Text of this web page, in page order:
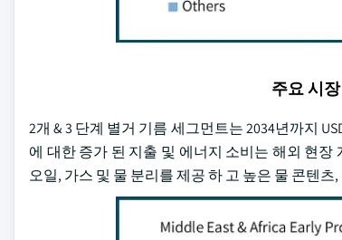
주요 시
2개 & 3 단계 별거 기름 세그먼트는 2034년까지
에 대한 증가 된 지출 및 에너지 소비는 해외 현
오일, 가스 및 물 분리를 제공 하 고 높은 물 콘텐